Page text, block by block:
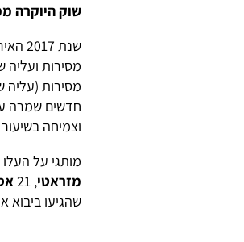
שוק היוקרה
שנת 2017 האירה פנים גם למותגי היוקרה.
מסירות ועליה של
מסירות (עליה של 14.2%) רשמו שנה מצוינת,
חדשים שמרה
וצמיחה בשיעור 84%, יחד עם
מותגי על העלו בסיכום 2017 על כבישי ישראל 165 מכוניות
מזראטי, 21
שהגיעו ביבוא